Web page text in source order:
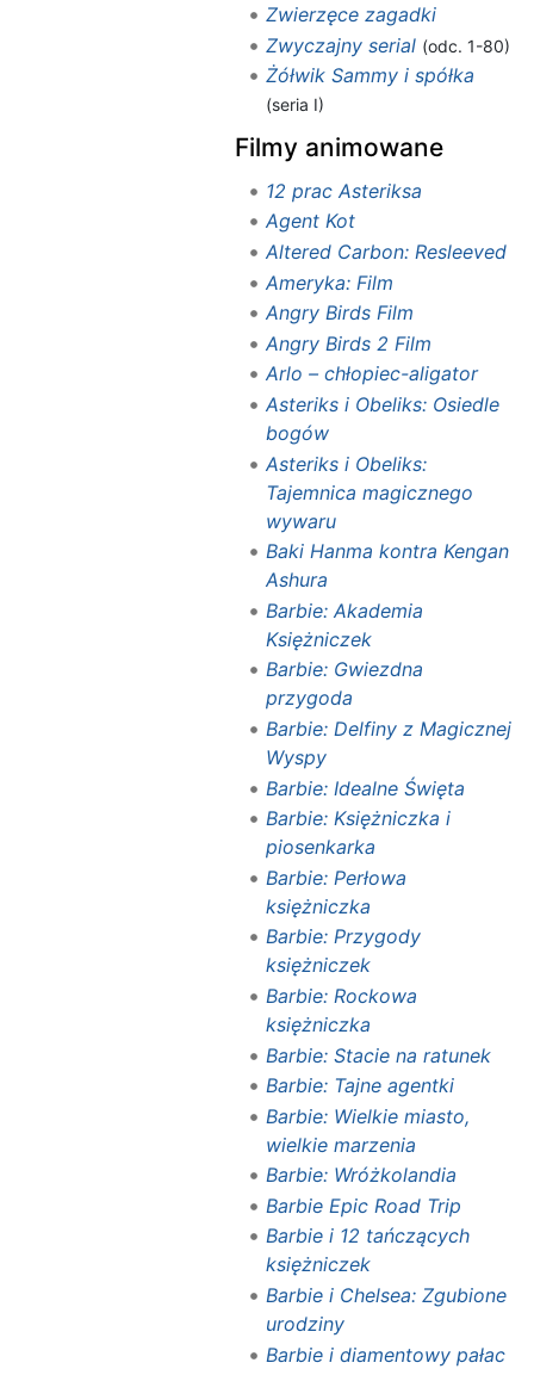
Zwierzęce zagadki
Zwyczajny serial (odc. 1-80)
Żółwik Sammy i spółka
(seria I)
Filmy animowane
12 prac Asteriksa
Agent Kot
Altered Carbon: Resleeved
Ameryka: Film
Angry Birds Film
Angry Birds 2 Film
Arlo – chłopiec-aligator
Asteriks i Obeliks: Osiedle
bogów
Asteriks i Obeliks:
Tajemnica magicznego
wywaru
Baki Hanma kontra Kengan
Ashura
Barbie: Akademia
Księżniczek
Barbie: Gwiezdna
przygoda
Barbie: Delfiny z Magicznej
Wyspy
Barbie: Idealne Święta
Barbie: Księżniczka i
piosenkarka
Barbie: Perłowa
księżniczka
Barbie: Przygody
księżniczek
Barbie: Rockowa
księżniczka
Barbie: Stacie na ratunek
Barbie: Tajne agentki
Barbie: Wielkie miasto,
wielkie marzenia
Barbie: Wróżkolandia
Barbie Epic Road Trip
Barbie i 12 tańczących
księżniczek
Barbie i Chelsea: Zgubione
urodziny
Barbie i diamentowy pałac